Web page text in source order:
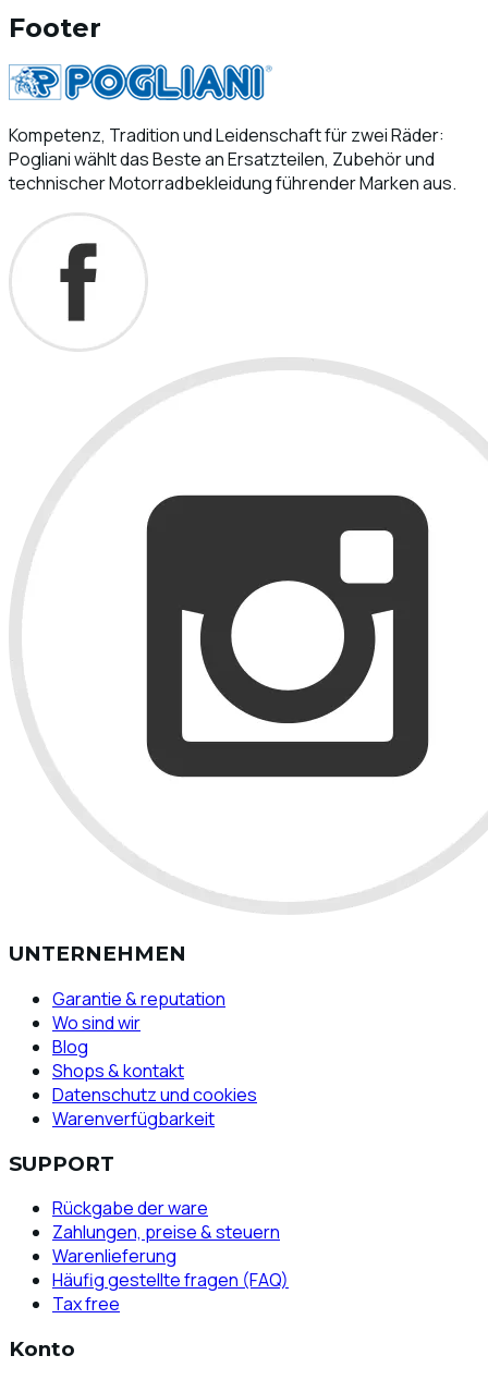
Footer
Kompetenz, Tradition und Leidenschaft für zwei Räder:
Pogliani wählt das Beste an Ersatzteilen, Zubehör und
technischer Motorradbekleidung führender Marken aus.
UNTERNEHMEN
Garantie & reputation
Wo sind wir
Blog
Shops & kontakt
Datenschutz und cookies
Warenverfügbarkeit
SUPPORT
Rückgabe der ware
Zahlungen, preise & steuern
Warenlieferung
Häufig gestellte fragen (FAQ)
Tax free
Konto